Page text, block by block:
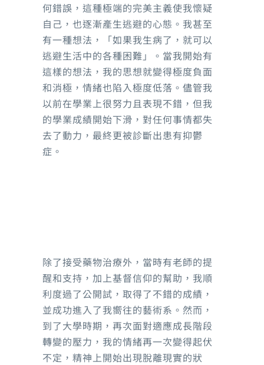
何錯誤，這種極端的完美主義使我懷疑
自己，也逐漸產生逃避的心態。我甚至
有一種想法，「如果我生病了，就可以
逃避生活中的各種困難」。當我開始有
這樣的想法，我的思想就變得極度負面
和消極，情緒也陷入極度低落。儘管我
以前在學業上很努力且表現不錯，但我
的學業成績開始下滑，對任何事情都失
去了動力，最終更被診斷出患有抑鬱
症。
除了接受藥物治療外，當時有老師的提
醒和支持，加上基督信仰的幫助，我順
利度過了公開試，取得了不錯的成績，
並成功進入了我嚮往的藝術系。然而，
到了大學時期，再次面對適應成長階段
轉變的壓力，我的情緒再一次變得起伏
不定，精神上開始出現脫離現實的狀